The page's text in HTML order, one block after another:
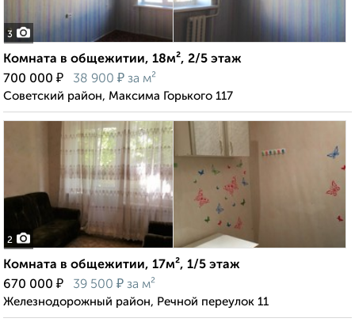
3
Комната в общежитии, 18м², 2/5 этаж
700 000 ₽ 38 900 ₽ за м²
Советский район, Максима Горького 117
2
Комната в общежитии, 17м², 1/5 этаж
670 000 ₽ 39 500 ₽ за м²
Железнодорожный район, Речной переулок 11